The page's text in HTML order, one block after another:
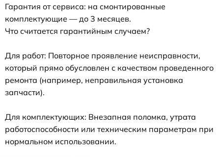
Гарантия от сервиса: на смонтированные
комплектующие — до 3 месяцев.
Что считается гарантийным случаем?
Для работ: Повторное проявление неисправности,
который прямо обусловлен с качеством проведенного
ремонта (например, неправильная установка
запчасти).
Для комплектующих: Внезапная поломка, утрата
работоспособности или техническим параметрам при
нормальном использовании.